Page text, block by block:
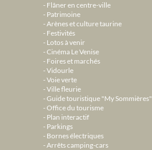
Flâner en centre-ville
Patrimoine
Arènes et culture taurine
Festivités
Lotos à venir
Cinéma Le Venise
Foires et marchés
Vidourle
Voie verte
Ville fleurie
Guide touristique "My Sommières"
Office du tourisme
Plan interactif
Parkings
Bornes électriques
Arrêts camping-cars